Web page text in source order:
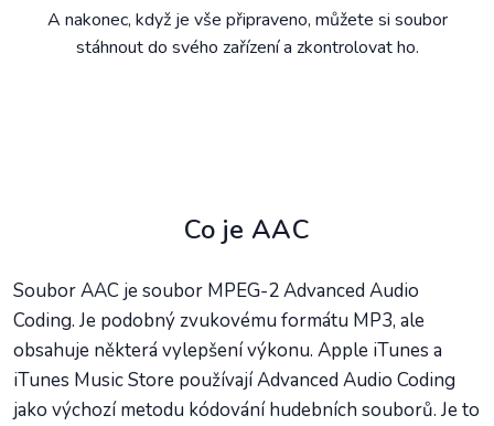
A nakonec, když je vše připraveno, můžete si soubor
stáhnout do svého zařízení a zkontrolovat ho.
Co je AAC
Soubor AAC je soubor MPEG-2 Advanced Audio
Coding. Je podobný zvukovému formátu MP3, ale
obsahuje některá vylepšení výkonu. Apple iTunes a
iTunes Music Store používají Advanced Audio Coding
jako výchozí metodu kódování hudebních souborů. Je to